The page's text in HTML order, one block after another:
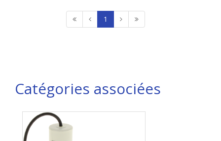
1
Catégories associées